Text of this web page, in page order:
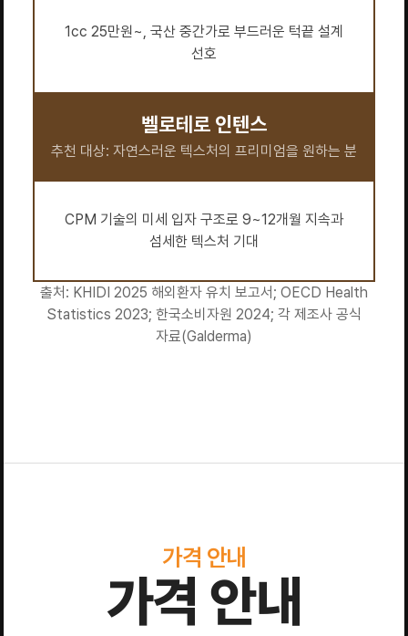
1cc 25만원~, 국산 중간가로 부드러운 턱끝 설계
선호
벨로테로 인텐스
추천 대상: 자연스러운 텍스처의 프리미엄을 원하는 분
CPM 기술의 미세 입자 구조로 9~12개월 지속과
섬세한 텍스처 기대
출처: KHIDI 2025 해외환자 유치 보고서; OECD Health
Statistics 2023; 한국소비자원 2024; 각 제조사 공식
자료(Galderma)
가격 안내
가격 안내